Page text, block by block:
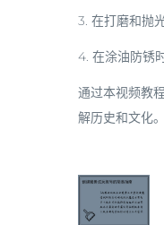
3. 在打磨和抛
4. 在涂油防锈
通过本视频教
解历史和文化